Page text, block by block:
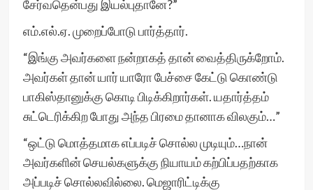
சேர்வதென்பது இயல்புதானே?”
எம்.எல்.ஏ. முறைப்போடு பார்த்தார்.
“இங்கு அவர்களை நன்றாகத் தான் வைத்திருக்றோம்.
அவர்கள் தான் யார் யாரோ பேச்சை கேட்டு கொண்டு
பாகிஸ்தானுக்கு கொடி பிடிக்கிறார்கள். யதார்த்தம்
சுட்டெரிக்கிற போது அந்த பிரமை தானாக விலகும்…”
“ஒட்டு மொத்தமாக எப்படிச் சொல்ல முடியும்…நான்
அவர்களின் செயல்களுக்கு நியாயம் கற்பிப்பதற்காக
அப்படிச் சொல்லவில்லை. மெஜாரிட்டிக்கு